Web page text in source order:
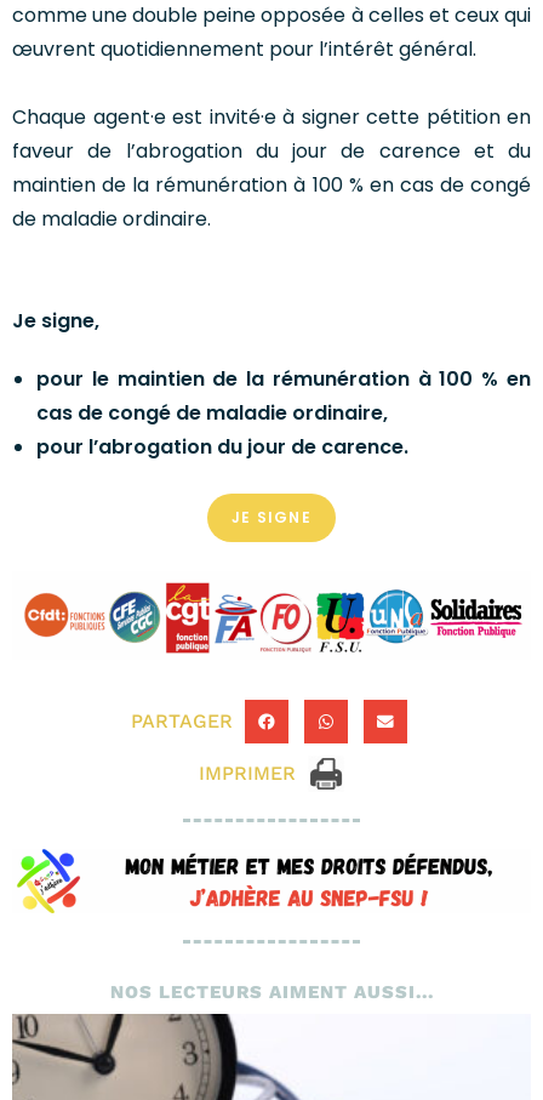
comme une double peine opposée à celles et ceux qui
œuvrent quotidiennement pour l’intérêt général.
Chaque agent·e est invité·e à signer cette pétition en
faveur de l’abrogation du jour de carence et du
maintien de la rémunération à 100 % en cas de congé
de maladie ordinaire.
Je signe,
pour le maintien de la rémunération à 100 % en
cas de congé de maladie ordinaire,
pour l’abrogation du jour de carence.
JE SIGNE
PARTAGER
IMPRIMER
NOS LECTEURS AIMENT AUSSI...